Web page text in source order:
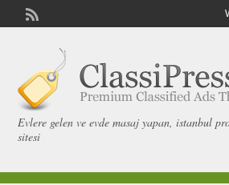
Evlere gelen ve evde masaj yapan, istanbul
sitesi